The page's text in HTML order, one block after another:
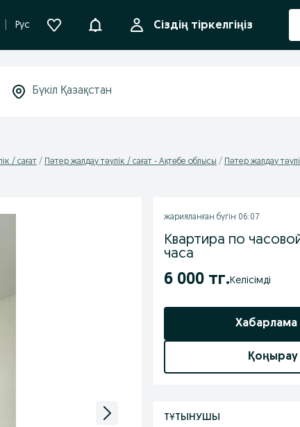
Рус АқпараттандыруСіздің тіркелгіңіз
/ сағат Пәтер жалдау тәулік / сағат - Ақтөбе облысы Пәтер жалдау
жарияланған бүгін 06:07
Квартира по
часа
6 000 тг. Келісімді
Хабарлама
ТҰТЫНУШЫ